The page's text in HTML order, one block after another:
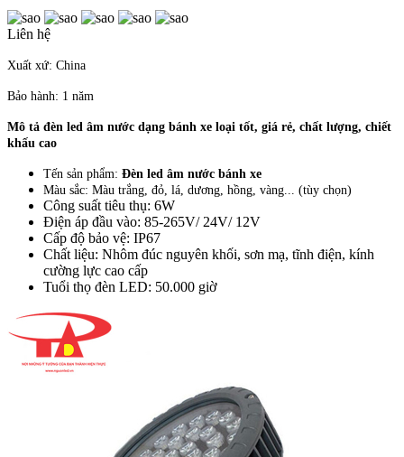
Liên hệ
Xuất xứ: China
Bảo hành: 1 năm
Mô tả đèn led âm nước dạng bánh xe loại tốt, giá rẻ, chất lượng, chiết
khấu cao
Tến sản phẩm: Đèn led âm nước bánh xe
Màu sắc: Màu trắng, đỏ, lá, dương, hồng, vàng... (tùy chọn)
Công suất tiêu thụ: 6W
Điện áp đầu vào: 85-265V/ 24V/ 12V
Cấp độ bảo vệ: IP67
Chất liệu: Nhôm đúc nguyên khối, sơn mạ, tĩnh điện, kính
cường lực cao cấp
Tuổi thọ đèn LED: 50.000 giờ